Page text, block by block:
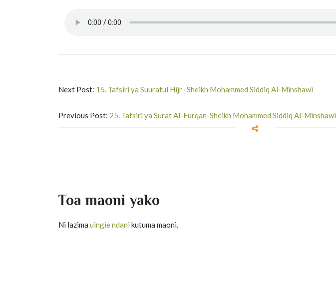
Next Post: 15. Tafsiri ya Suuratul Hijr -Sheikh Mohammed Siddiq Al-Minshawi
Previous Post: 25. Tafsiri ya Surat Al-Furqan-Sheikh Mohammed Siddiq Al-Minshawi
Toa maoni yako
Ni lazima uingie ndani kutuma maoni.